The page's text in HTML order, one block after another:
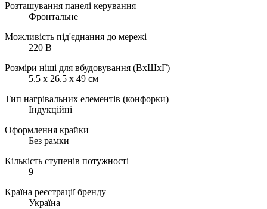
Розташування панелі керування
Фронтальне
Можливість під'єднання до мережі
220 В
Розміри ніші для вбудовування (ВхШхГ)
5.5 х 26.5 х 49 см
Тип нагрівальних елементів (конфорки)
Індукційні
Оформлення крайки
Без рамки
Кількість ступенів потужності
9
Країна реєстрації бренду
Україна